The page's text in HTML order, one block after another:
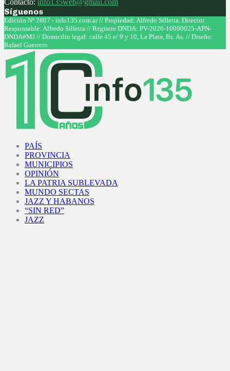
Contacto: info135web@gmail.com
Síguenos
Facebook
Twitter
Instagram
Youtube
Edición Nº 2807 - info135.com.ar // Propiedad: Alfredo Silletta. Director
Responsable: Alfredo Silletta // Registro DNDA: PV-2026-10090025-APN-
DNDA#MJ // Domicilio legal: calle 45 e/ 9 y 10, La Plata, Bs. As. // Diseño:
Rafael Guerrero
PAÍS
PROVINCIA
MUNICIPIOS
OPINIÓN
LA PATRIA SUBLEVADA
MUNDO SECTAS
JAZZ Y HABANOS
“SIN RED”
JAZZ